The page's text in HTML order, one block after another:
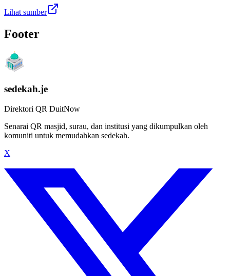
Lihat sumber
Footer
sedekah.je
Direktori QR DuitNow
Senarai QR masjid, surau, dan institusi yang dikumpulkan oleh
komuniti untuk memudahkan sedekah.
X